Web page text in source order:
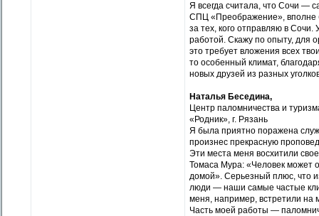
Я всегда считала, что Сочи —
СПЦ «Преображение», вполне
за тех, кого отправляю в Сочи.
работой. Скажу по опыту, для
это требует вложения всех
то особенный климат,
новых друзей из разных
Наталья Беседина,
Центр паломничества и
«Родник», г. Рязань
Я была приятно поражена
произнес прекрасную
Эти места меня восхитили
Томаса Мура: «Человек может
домой». Серьезный плюс, что
люди — наши самые частые
меня, например, встретили на
Часть моей работы —